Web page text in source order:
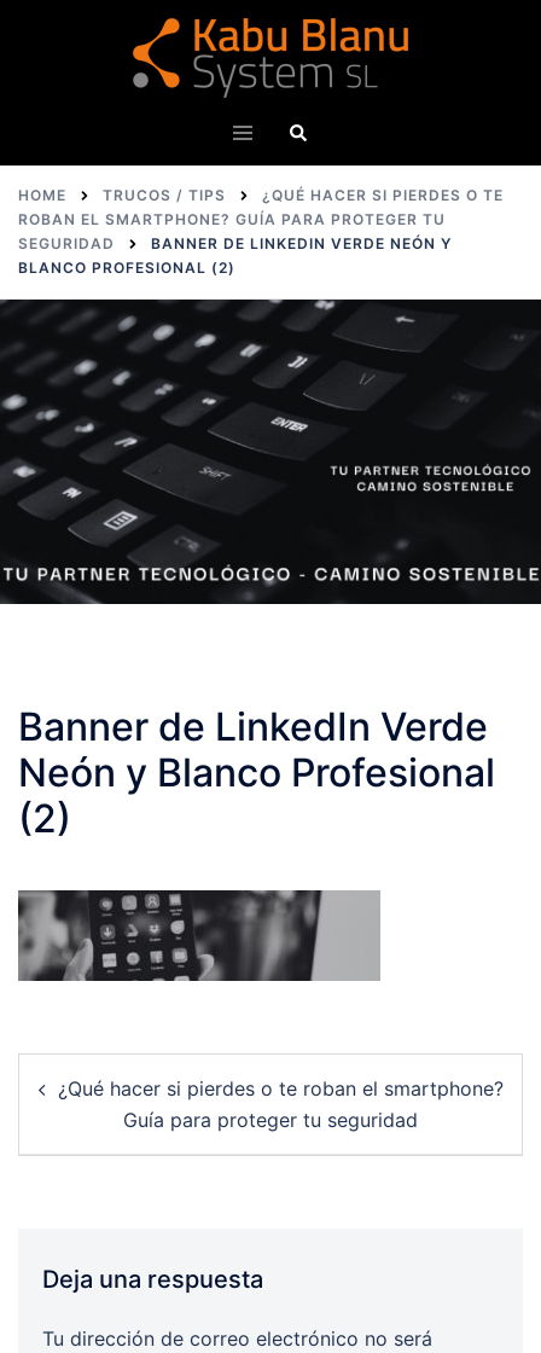
ToggleSearch
HOME TRUCOS / TIPS
¿QUÉ HACER SI PIERDES O TE
ROBAN EL SMARTPHONE? GUÍA PARA PROTEGER TU
SEGURIDAD
BANNER DE LINKEDIN VERDE NEÓN Y
BLANCO PROFESIONAL (2)
Banner de LinkedIn Verde
Neón y Blanco Profesional
(2)
navigation
¿Qué hacer si pierdes o te roban el smartphone?
Guía para proteger tu seguridad
Deja una respuesta
Tu dirección de correo electrónico no será